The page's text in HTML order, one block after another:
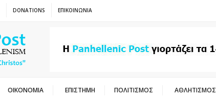
DONATIONS ΕΠΙΚΟΙΝΩΝΙΑ
ΟΙΚΟΝΟΜΙΑ ΕΠΙΣΤΗΜΗ ΠΟΛΙΤΙΣΜΟΣ ΑΘΛΗΤΙΣΜΟΣ